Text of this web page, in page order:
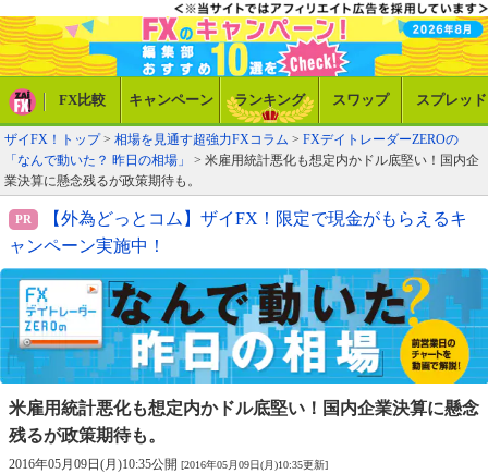
FX比較 キャンペーン ランキング スワップ スプレッド
ザイFX！トップ> 相場を見通す超強力FXコラム > FXデイトレーダーZEROの
「なんで動いた？ 昨日の相場」
> 米雇用統計悪化も想定内かドル底堅い！国内企
業決算に懸念残るが政策期待も。
【外為どっとコム】ザイFX！限定で現金がもらえるキ
ャンペーン実施中！
米雇用統計悪化も想定内かドル底堅い！ 国内企業決算に懸念
残るが政策期待も。
2016年05月09日(月)10:35公開 [2016年05月09日(月)10:35更新]